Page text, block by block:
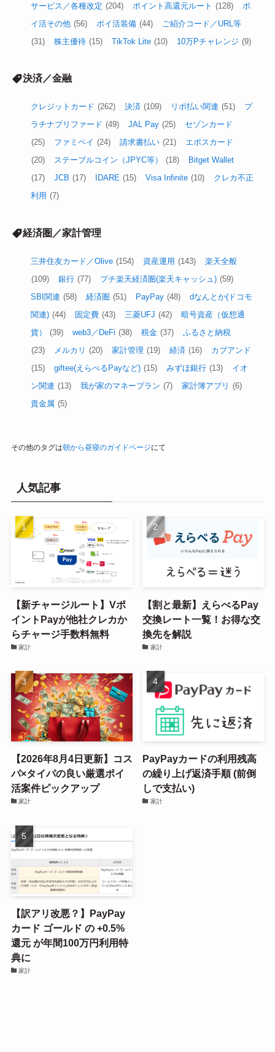
サービス／各種改定 (204) ポイント高還元ルート (128)
ポ
イ活その他 (56) ポイ活装備 (44)
ご紹介コード／URL等
(31)
株主優待 (15) TikTok Lite (10) 10万Pチャレンジ (9)
決済／金融
クレジットカード (262) 決済 (109) リボ払い関連 (51)
プ
ラチナプリファード (49) JAL Pay (25)
セゾンカード
(25)
ファミペイ (24) 請求書払い (21)
エポスカード
(20)
ステーブルコイン（JPYC等） (18)
Bitget Wallet
(17)
JCB (17) IDARE (15) Visa Infinite (10)
クレカ不正
利用 (7)
経済圏／家計管理
三井住友カード／Olive (154) 資産運用 (143)
楽天全般
(109)
銀行 (77) プチ楽天経済圏(楽天キャッシュ) (59)
SBI関連 (58) 経済圏 (51) PayPay (48)
dなんとか(ドコモ
関連) (44) 固定費 (43) 三菱UFJ (42)
暗号資産（仮想通
貨）
(39) web3／DeFi (38) 税金 (37)
ふるさと納税
(23)
メルカリ (20) 家計管理 (19) 経済 (16)
カブアンド
(15)
giftee(えらべるPayなど) (15) みずほ銀行 (13)
イオ
ン関連 (13) 我が家のマネープラン (7) 家計簿アプリ (6)
貴金属 (5)
その他のタグは朝から昼寝のガイドページにて
人気記事
【新チャージルート】Vポ
イントPayが他社クレカか
らチャージ手数料無料
家計
【割と最新】えらべるPay
交換レート一覧！お得な交
換先を解説
家計
【2026年8月4日更新】コス
パ×タイパの良い厳選ポイ
活案件ピックアップ
家計
PayPayカードの利用残高
の繰り上げ返済手順 (前倒
しで支払い)
家計
【訳アリ改悪？】PayPay
カード ゴールド の +0.5%
還元 が年間100万円利用特
典に
家計